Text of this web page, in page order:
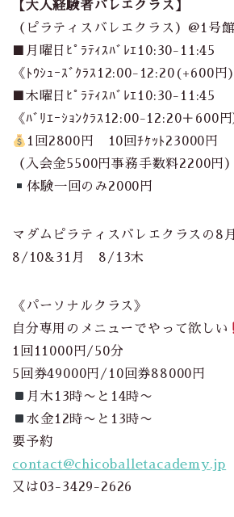
【大人経験者バレエクラス】
（ピラティスバレエクラス）@1号館
■月曜日ﾋﾟﾗﾃｨｽﾊﾞﾚｴ10:30-11:45
《ﾄｳｼｭｰｽﾞｸﾗｽ12:00-12:20(+600円)
■木曜日ﾋﾟﾗﾃｨｽﾊﾞﾚｴ10:30-11:45
《ﾊﾞﾘｴｰｼｮﾝｸﾗｽ12:00-12:20＋600円
1回2800円 10回ﾁｹｯﾄ23000円
（入会金5500円事務手数料2200円）
体験一回のみ2000円
マダムピラティスバレエクラスの8
8/10&31月 8/13木
《パーソナルクラス》
自分専用のメニューでやって欲しい
1回11000円/50分
5回券49000円/10回券88000円
月木13時〜と14時〜
水金12時〜と13時〜
要予約
contact@chicoballetacademy.jp
又は03-3429-2626